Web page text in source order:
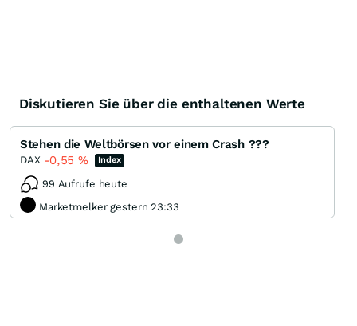
Diskutieren Sie über die enthaltenen Werte
Stehen die Weltbörsen vor einem Crash ???
DAX -0,55 % Index
99 Aufrufe heute
Marketmelker gestern 23:33